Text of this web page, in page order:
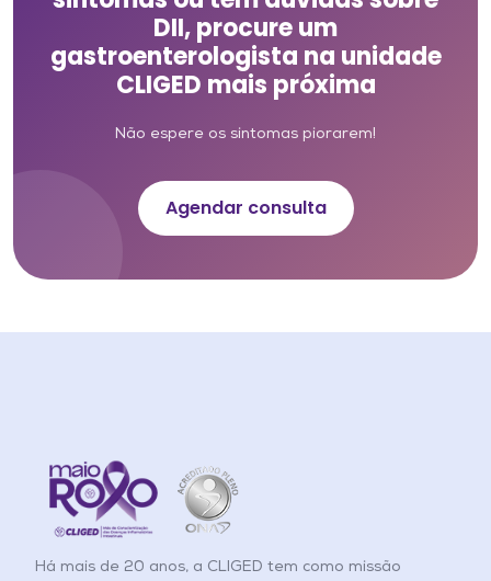
DII, procure um
gastroenterologista na unidade
CLIGED mais próxima
Não espere os sintomas piorarem!
Agendar consulta
Há mais de 20 anos, a CLIGED tem como missão